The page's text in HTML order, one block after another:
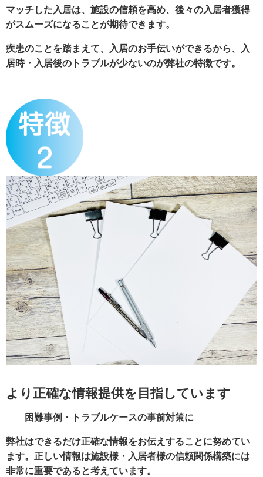
マッチした入居は、施設の信頼を高め、後々の入居者獲得
がスムーズになることが期待できます。
疾患のことを踏まえて、入居のお手伝いができるから、入
居時・入居後のトラブルが少ないのが弊社の特徴です。
より正確な情報提供を目指しています
困難事例・トラブルケースの事前対策に
弊社はできるだけ正確な情報をお伝えすることに努めてい
ます。正しい情報は施設様・入居者様の信頼関係構築には
非常に重要であると考えています。